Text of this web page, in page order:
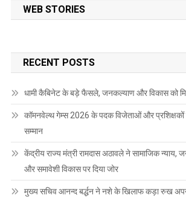
WEB STORIES
RECENT POSTS
धामी कैबिनेट के बड़े फैसले, जनकल्याण और विकास को
कॉमनवेल्थ गेम्स 2026 के पदक विजेताओं और प्रशिक्षकों
सम्मान
केंद्रीय राज्य मंत्री रामदास अठावले ने सामाजिक न्याय,
और समावेशी विकास पर दिया जोर
मुख्य सचिव आनन्द बर्द्धन ने नशे के खिलाफ कड़ा रुख